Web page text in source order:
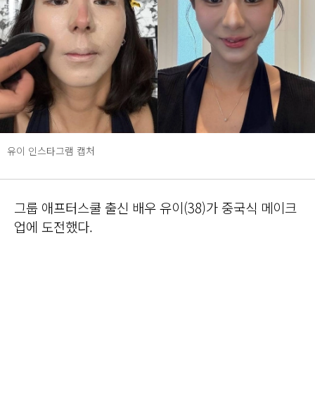
유이 인스타그램 캡처
그룹 애프터스쿨 출신 배우 유이(38)가 중국식 메이크
업에 도전했다.